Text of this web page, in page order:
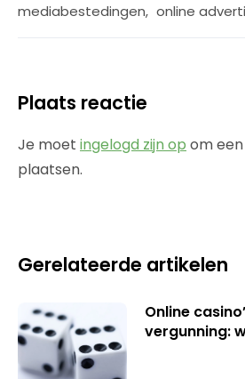
mediabestedingen, online
Plaats reactie
Je moet ingelogd zijn op om
plaatsen.
Gerelateerde artikelen
Online
vergunning: